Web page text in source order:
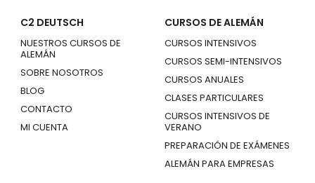
C2 DEUTSCH
NUESTROS CURSOS DE
ALEMÁN
SOBRE NOSOTROS
BLOG
CONTACTO
MI CUENTA
CURSOS DE ALEMÁN
CURSOS INTENSIVOS
CURSOS SEMI-INTENSIVOS
CURSOS ANUALES
CLASES PARTICULARES
CURSOS INTENSIVOS DE
VERANO
PREPARACIÓN DE EXÁMENES
ALEMÁN PARA EMPRESAS